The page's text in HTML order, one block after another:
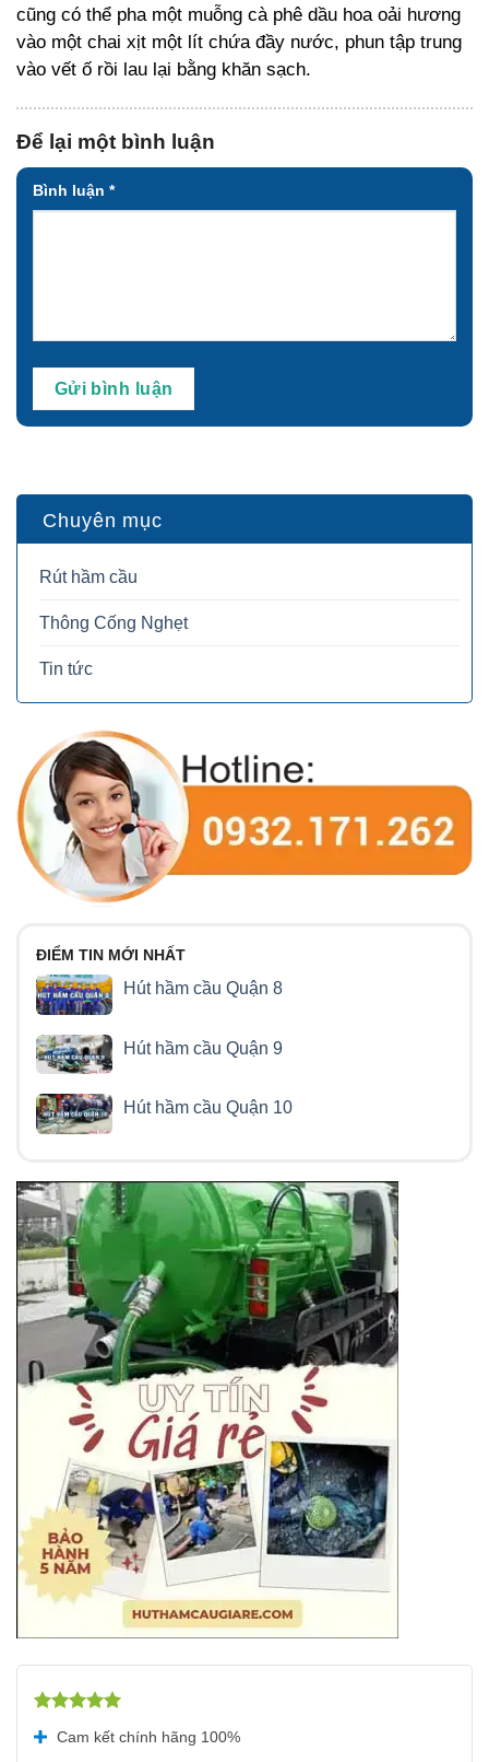
cũng có thể pha một muỗng cà phê dầu hoa oải hương
vào một chai xịt một lít chứa đầy nước, phun tập trung
vào vết ố rồi lau lại bằng khăn sạch.
Để lại một bình luận
Bình luận *
Chuyên mục
Rút hầm cầu
Thông Cống Nghẹt
Tin tức
ĐIỂM TIN MỚI NHẤT
Hút hầm cầu Quận 8
Hút hầm cầu Quận 9
Hút hầm cầu Quận 10
Được xếp
hạng5.00
Cam kết chính hãng 100%